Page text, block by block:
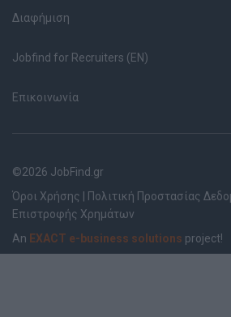
Διαφήμιση
Jobfind for Recruiters (EN)
Επικοινωνία
©2026 JobFind.gr
Όροι Χρήσης
Πολιτική Προστασίας
Επιστροφής Χρημάτων
An EXACT e-business solutions project!